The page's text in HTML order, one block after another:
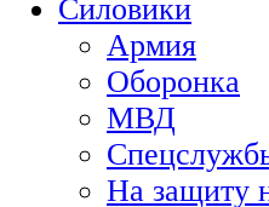
Силовики
Армия
Оборонка
МВД
На защиту